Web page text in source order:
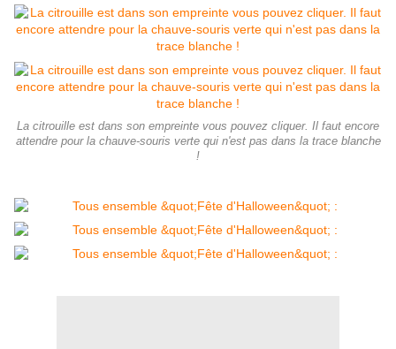
La citrouille est dans son empreinte vous pouvez cliquer. Il faut encore
attendre pour la chauve-souris verte qui n'est pas dans la trace blanche
!